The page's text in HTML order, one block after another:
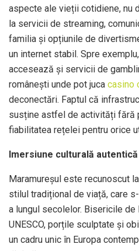
aspecte ale vieții cotidiene, nu
la servicii de streaming,
familia și opțiunile de
un internet stabil. Spre
accesează și servicii de
românești unde pot juca casino
deconectări. Faptul că
susține astfel de activități fără
fiabilitatea rețelei pentru orice
Imersiune culturală
Maramureșul este recunoscut
stilul tradițional de viață, care
a lungul secolelor. Bisericile de
UNESCO, porțile sculptate și
un cadru unic în Europa